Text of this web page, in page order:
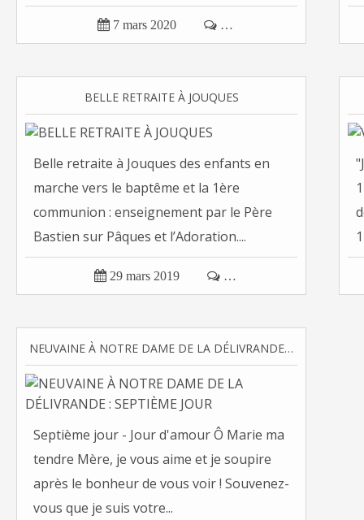
 7 mars 2020  …
BELLE RETRAITE À JOUQUES
Belle retraite à Jouques des enfants en
marche vers le baptême et la 1ère
communion : enseignement par le Père
Bastien sur Pâques et l’Adoration....
 29 mars 2019  …
NEUVAINE À NOTRE DAME DE LA DÉLIVRANDE : SEPTIÈME JOUR
Septième jour - Jour d'amour Ô Marie ma
tendre Mère, je vous aime et je soupire
après le bonheur de vous voir ! Souvenez-
vous que je suis votre...